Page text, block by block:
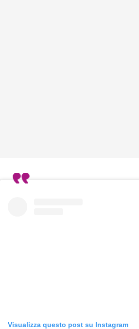
Visualizza questo post su Instagram